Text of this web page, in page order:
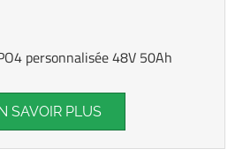
personnalisée 48V 50Ah
SAVOIR PLUS